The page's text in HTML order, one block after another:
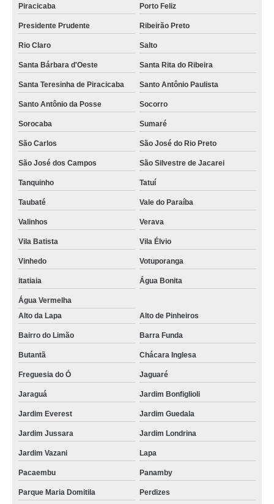
Piracicaba Porto Feliz
Presidente Prudente Ribeirão Preto
Rio Claro Salto
Santa Bárbara d'Oeste Santa Rita do Ribeira
Santa Teresinha de Piracicaba Santo Antônio Paulista
Santo Antônio da Posse Socorro
Sorocaba Sumaré
São Carlos São José do Rio Preto
São José dos Campos São Silvestre de Jacarei
Tanquinho Tatuí
Taubaté Vale do Paraíba
Valinhos Verava
Vila Batista Vila Élvio
Vinhedo Votuporanga
itatiaia Água Bonita
Água Vermelha
Alto da Lapa
Alto de Pinheiros
Bairro do Limão Barra Funda
Butantã Chácara Inglesa
Freguesia do Ó Jaguaré
Jaraguá Jardim Bonfiglioli
Jardim Everest Jardim Guedala
Jardim Jussara Jardim Londrina
Jardim Vazani Lapa
Pacaembu Panamby
Parque Maria Domitila Perdizes